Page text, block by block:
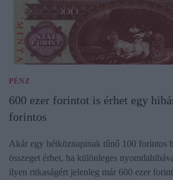
PÉNZ
600 ezer forintot is érhet egy
forintos
Akár egy hétköznapinak tűnő 100 forintos
összeget érhet, ha különleges
ilyen ritkaságért jelenleg már 600 ezer